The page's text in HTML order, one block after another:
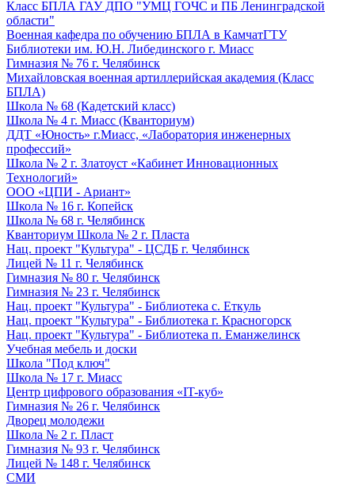
Класс БПЛА ГАУ ДПО "УМЦ ГОЧС и ПБ Ленинградской
области"
Военная кафедра по обучению БПЛА в КамчатГТУ
Библиотеки им. Ю.Н. Либединского г. Миасс
Гимназия № 76 г. Челябинск
Михайловская военная артиллерийская академия (Класс
БПЛА)
Школа № 68 (Кадетский класс)
Школа № 4 г. Миасс (Кванториум)
ДДТ «Юность» г.Миасс, «Лаборатория инженерных
профессий»
Школа № 2 г. Златоуст «Кабинет Инновационных
Технологий»
ООО «ЦПИ - Ариант»
Школа № 16 г. Копейск
Школа № 68 г. Челябинск
Кванториум Школа № 2 г. Пласта
Нац. проект "Культура" - ЦСДБ г. Челябинск
Лицей № 11 г. Челябинск
Гимназия № 80 г. Челябинск
Гимназия № 23 г. Челябинск
Нац. проект "Культура" - Библиотека с. Еткуль
Нац. проект "Культура" - Библиотека г. Красногорск
Нац. проект "Культура" - Библиотека п. Еманжелинск
Учебная мебель и доски
Школа "Под ключ"
Школа № 17 г. Миасс
Центр цифрового образования «IT-куб»
Гимназия № 26 г. Челябинск
Дворец молодежи
Школа № 2 г. Пласт
Гимназия № 93 г. Челябинск
Лицей № 148 г. Челябинск
СМИ